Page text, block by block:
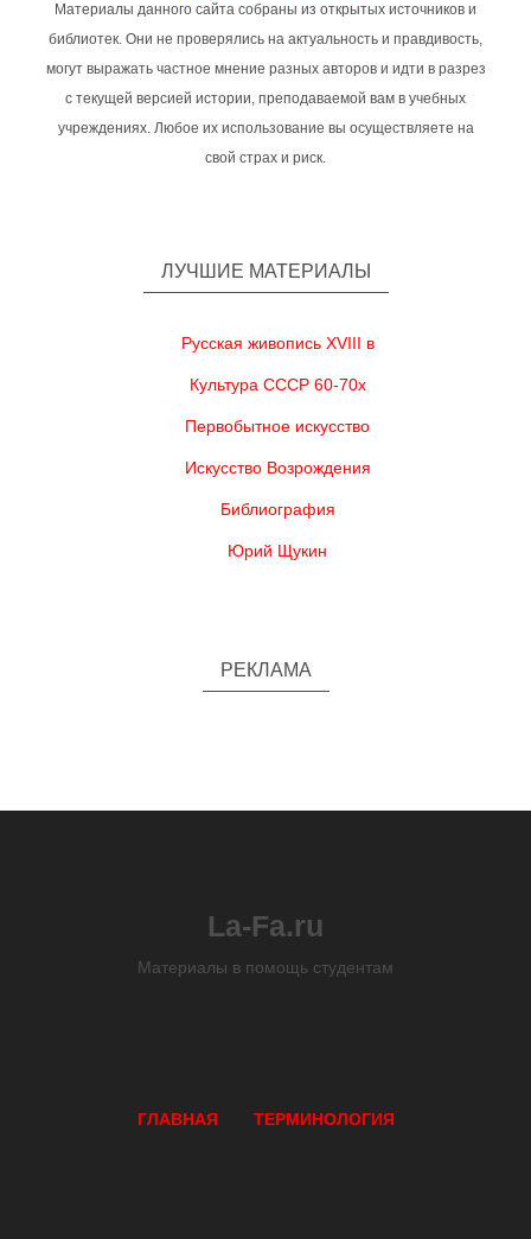
Материалы данного сайта собраны из открытых источников и
библиотек. Они не проверялись на актуальность и правдивость,
могут выражать частное мнение разных авторов и идти в разрез
с текущей версией истории, преподаваемой вам в учебных
учреждениях. Любое их использование вы осуществляете на
свой страх и риск.
ЛУЧШИЕ МАТЕРИАЛЫ
Русская живопись XVIII в
Культура СССР 60-70х
Первобытное искусство
Искусство Возрождения
Библиография
Юрий Щукин
РЕКЛАМА
La-Fa.ru
Материалы в помощь студентам
ГЛАВНАЯ ТЕРМИНОЛОГИЯ